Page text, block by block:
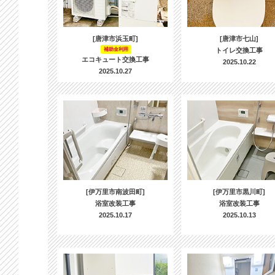
[唐津市浜玉町]
補助金利用
エコキュート交換工事
2025.10.27
[唐津市七山]
トイレ交換工事
2025.10.22
[伊万里市南波田町]
浴室改装工事
2025.10.17
[伊万里市黒川町]
浴室改装工事
2025.10.13